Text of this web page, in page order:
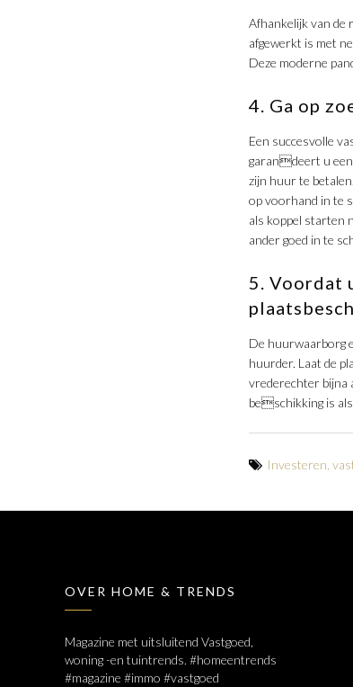
Afhankelijk van de
afgewerkt is met
Deze moderne
4. Ga op
Een succesvolle
garandeert u
zijn huur te
op voorhand in te
als koppel starten
ander goed in te
5. Voordat
De huurwaarborg
huurder. Laat de
vrederechter bijna
beschikking is
Investeren
OVER HOME & TRENDS
Magazine met uitsluitend Vastgoed,
woning -en tuintrends. #homeentrends
#magazine #immo #vastgoed